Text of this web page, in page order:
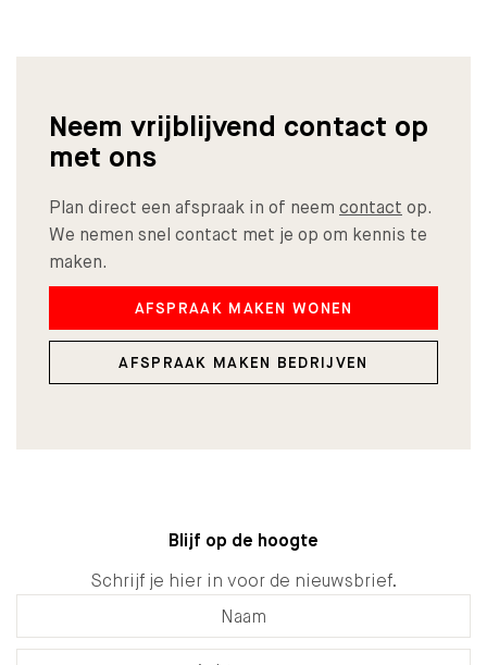
Neem vrijblijvend contact op
met ons
Plan direct een afspraak in of neem contact op.
We nemen snel contact met je op om kennis te
maken.
AFSPRAAK MAKEN WONEN
AFSPRAAK MAKEN BEDRIJVEN
Blijf op de hoogte
Schrijf je hier in voor de nieuwsbrief.